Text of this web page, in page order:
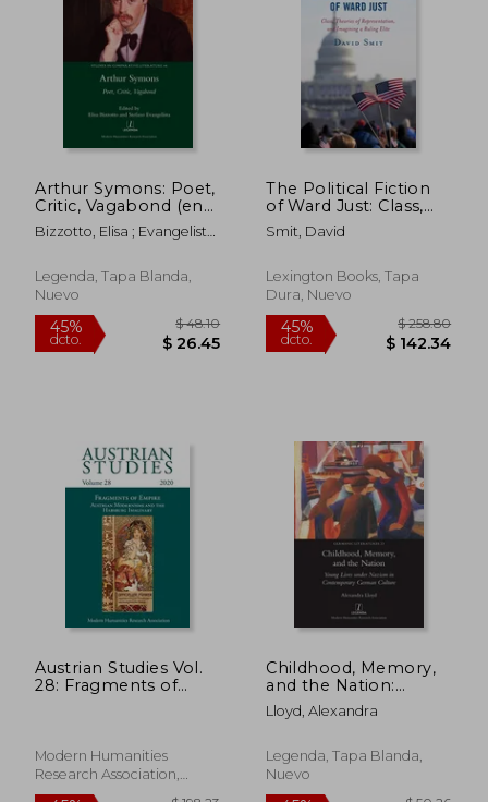
45% $ 498.09 45%
Arthur Symons: Poet,
Critic, Vagabond (en
Inglés)
Bizzotto, Elisa ; Evangelista,
Legenda, Tapa Blanda,
Nuevo
The Political Fiction
of Ward Just: Class,
Theories of
Representation, and
Elite (en Inglés)
Smit, David
Lexington Books, Tapa
Dura, Nuevo
Austrian Studies Vol.
28: Fragments of
(en Inglés)
Modern Humanities
Research Association,
2020, Tapa Blanda, Nuevo
Childhood, Memory,
and the Nation:
Young Lives under
Nazism in
German Culture (en
Inglés)
Lloyd, Alexandra
Legenda, Tapa Blanda,
Nuevo